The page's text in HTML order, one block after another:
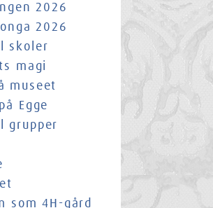
2026
2026
skoler
magi
museet
Egge
grupper
som 4H-gård